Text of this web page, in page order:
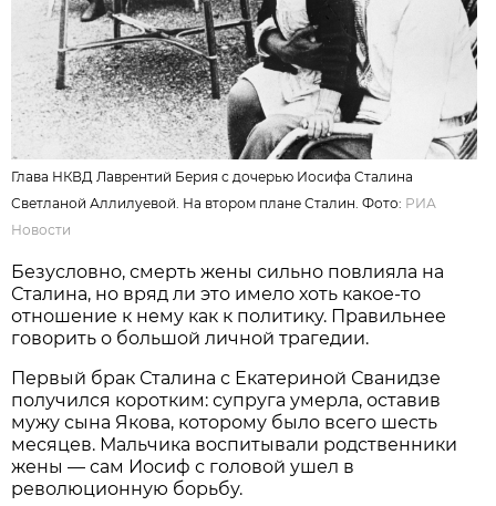
Глава НКВД Лаврентий Берия с дочерью Иосифа Сталина
Светланой Аллилуевой. На втором плане Сталин. Фото: РИА
Новости
Безусловно, смерть жены сильно повлияла на
Сталина, но вряд ли это имело хоть какое-то
отношение к нему как к политику. Правильнее
говорить о большой личной трагедии.
Первый брак Сталина с Екатериной Сванидзе
получился коротким: супруга умерла, оставив
мужу сына Якова, которому было всего шесть
месяцев. Мальчика воспитывали родственники
жены — сам Иосиф с головой ушел в
революционную борьбу.